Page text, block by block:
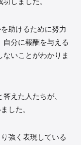
助けるために努力
自分に報酬を与える
いことがわかりま
えた人たちが、
した。
強く表現している